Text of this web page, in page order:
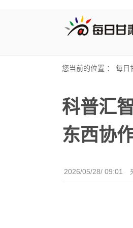
您当前的位置 ： 每日
科普汇
东西协
2026/05/28/ 09:01